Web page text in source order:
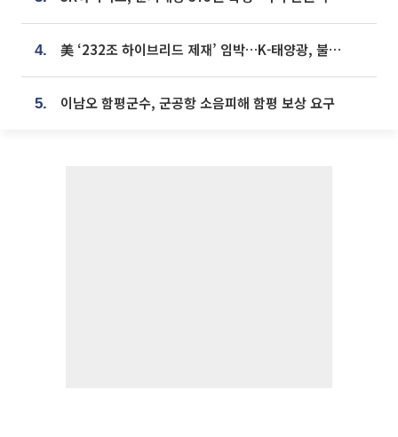
4. 美 ‘232조 하이브리드 제재’ 임박…K-태양광, 불확실성 털고 날개 다나
5. 이남오 함평군수, 군공항 소음피해 함평 보상 요구